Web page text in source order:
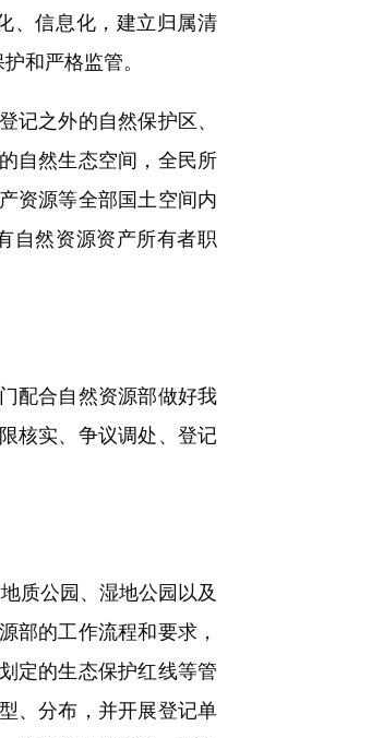
、信息化，建立归属清
和严格监管。
之外的自然保护区、
自然生态空间，全民所
资源等全部国土空间内
自然资源资产所有者职
配合自然资源部做好我
核实、争议调处、登记
质公园、湿地公园以及
部的工作流程和要求，
定的生态保护红线等管
、分布，并开展登记单